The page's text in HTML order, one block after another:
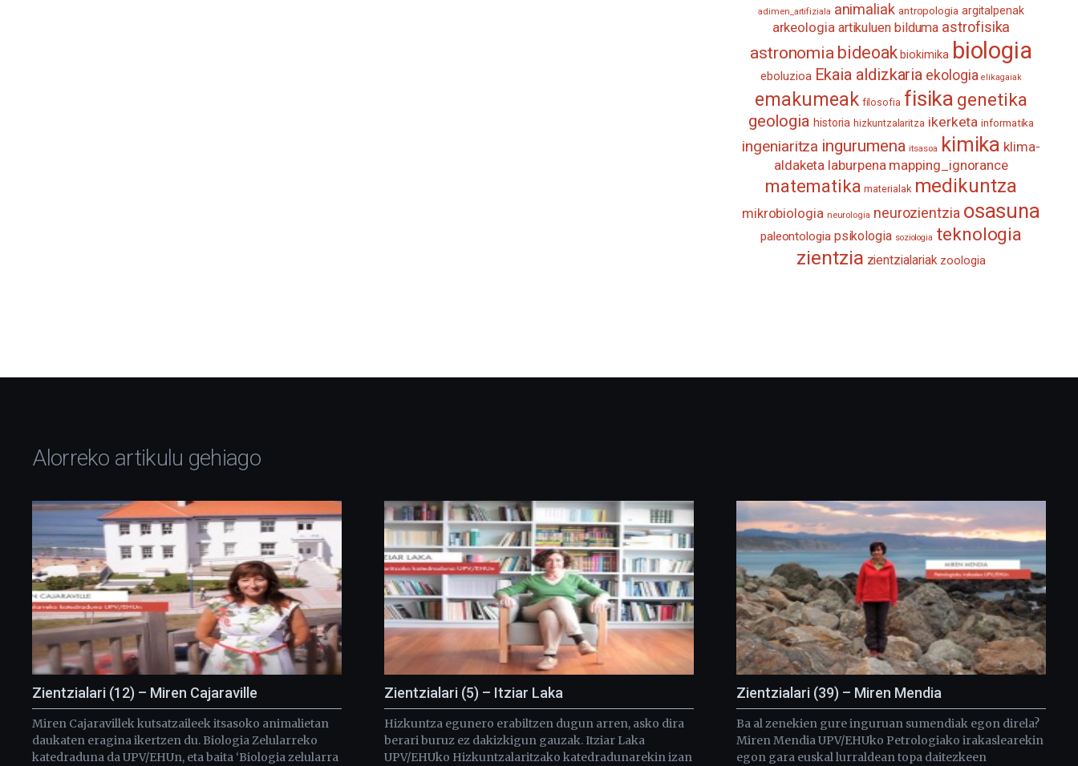
adimen_artifiziala animaliak antropologia argitalpenak
arkeologia artikuluen bilduma astrofisika
astronomia bideoak biokimika biologia
eboluzioa Ekaia aldizkaria ekologia elikagaiak
emakumeak filosofia fisika genetika
geologia historia hizkuntzalaritza ikerketa informatika
ingeniaritza ingurumena itsasoa kimika klima-
aldaketa laburpena mapping_ignorance
matematika materialak medikuntza
mikrobiologia neurologia neurozientzia osasuna
paleontologia psikologia soziologia teknologia
zientzia zientzialariak zoologia
Alorreko artikulu gehiago
Zientzialari (12) – Miren Cajaraville
Miren Cajaravillek kutsatzaileek itsasoko animalietan
daukaten eragina ikertzen du. Biologia Zelularreko
katedraduna da UPV/EHUn, eta baita ‘Biologia zelularra
Zientzialari (5) – Itziar Laka
Hizkuntza egunero erabiltzen dugun arren, asko dira
berari buruz ez dakizkigun gauzak. Itziar Laka
UPV/EHUko Hizkuntzalaritzako katedradunarekin izan
Zientzialari (39) – Miren Mendia
Ba al zenekien gure inguruan sumendiak egon direla?
Miren Mendia UPV/EHUko Petrologiako irakaslearekin
egon gara euskal lurraldean topa daitezkeen